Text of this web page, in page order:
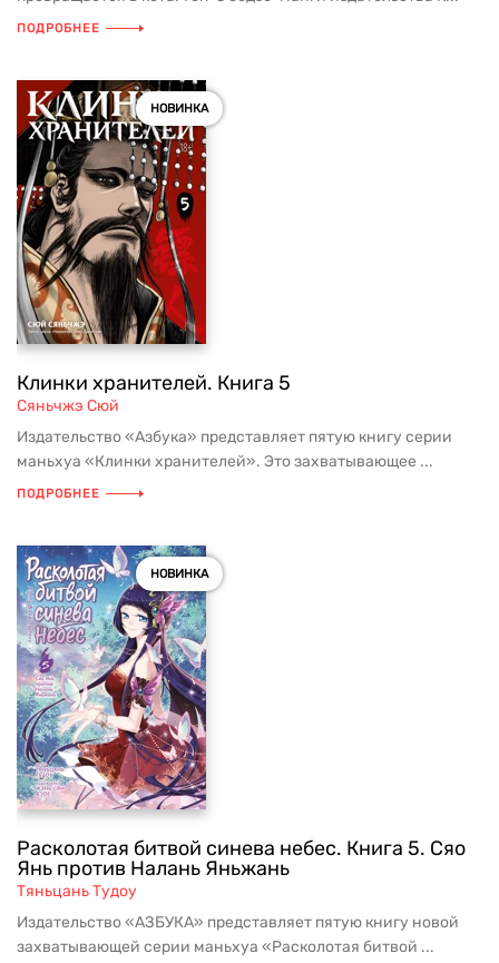
ПОДРОБНЕЕ
НОВИНКА
Клинки хранителей. Книга 5
Сяньчжэ Сюй
Издательство «Азбука» представляет пятую книгу серии
маньхуа «Клинки хранителей». Это захватывающее ...
ПОДРОБНЕЕ
НОВИНКА
Расколотая битвой синева небес. Книга 5. Сяо
Янь против Налань Яньжань
Тяньцань Тудоу
Издательство «АЗБУКА» представляет пятую книгу новой
захватывающей серии маньхуа «Расколотая битвой ...